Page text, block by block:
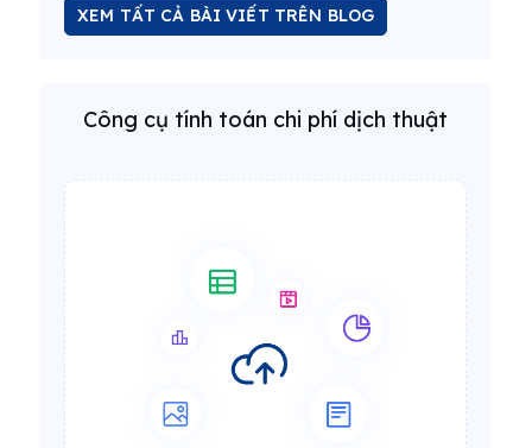
XEM TẤT CẢ BÀI VIẾT TRÊN BLOG
Công cụ tính toán chi phí dịch thuật